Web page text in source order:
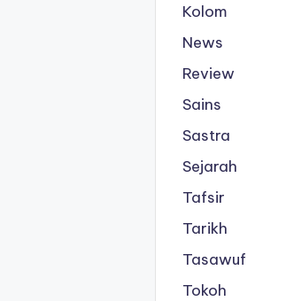
Kolom
News
Review
Sains
Sastra
Sejarah
Tafsir
Tarikh
Tasawuf
Tokoh